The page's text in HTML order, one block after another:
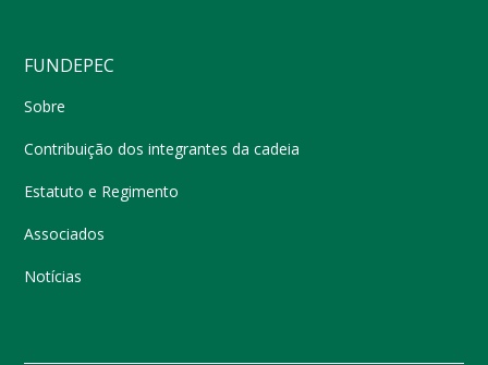
FUNDEPEC
Sobre
Contribuição dos integrantes da cadeia
Estatuto e Regimento
Associados
Notícias